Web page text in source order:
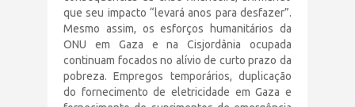
PUBLICAÇÕES
CONTATO
que seu impacto “levará anos para desfazer”.
Mesmo assim, os esforços humanitários da
ONU em Gaza e na Cisjordânia ocupada
continuam focados no alívio de curto prazo da
pobreza. Empregos temporários, duplicação
do fornecimento de eletricidade em Gaza e